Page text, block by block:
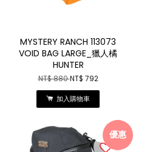
MYSTERY RANCH 113073
VOID BAG LARGE_獵人橘
HUNTER
NT$ 880NT$ 792
加入購物車
優惠